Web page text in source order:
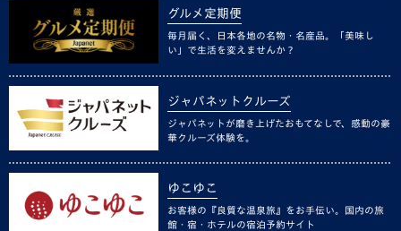
グルメ定期便
毎月届く、日本各地の名物・名産品。「美味し
い」で生活を変えませんか？
ジャパネットクルーズ
ジャパネットが磨き上げたおもてなしで、感動の豪
華クルーズ体験を。
ゆこゆこ
お客様の『良質な温泉旅』をお手伝い。国内の旅
館・宿・ホテルの宿泊予約サイト